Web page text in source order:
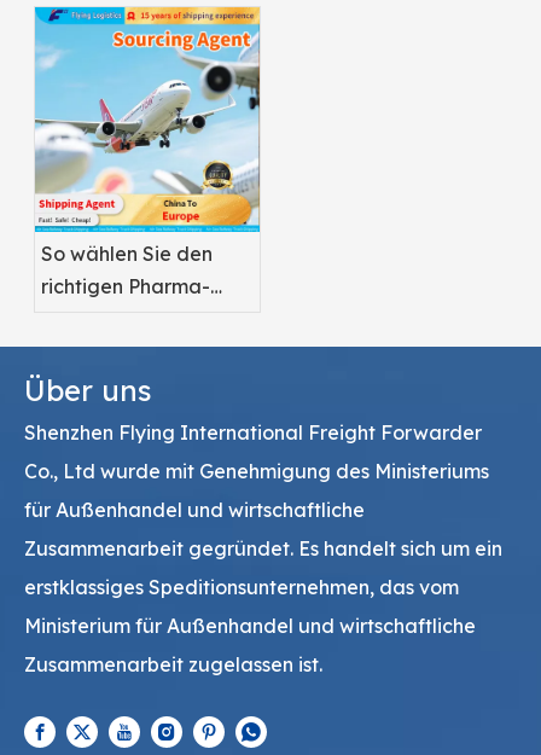
Pharmazeutika?
So wählen Sie den
richtigen Pharma-
aus
Über uns
Shenzhen Flying International Freight Forwarder
Co., Ltd wurde mit Genehmigung des Ministeriums
für Außenhandel und wirtschaftliche
Zusammenarbeit gegründet. Es handelt sich um ein
erstklassiges Speditionsunternehmen, das vom
Ministerium für Außenhandel und wirtschaftliche
Zusammenarbeit zugelassen ist.